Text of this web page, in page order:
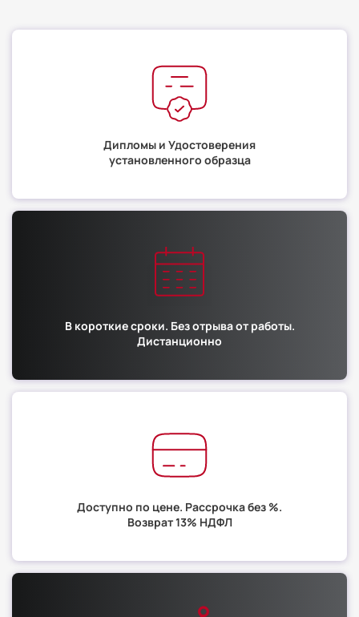
Дипломы и Удостоверения
установленного образца
В короткие сроки. Без отрыва от работы.
Дистанционно
Доступно по цене. Рассрочка без %.
Возврат 13% НДФЛ